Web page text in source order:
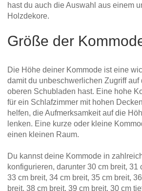
hast du auch die Auswahl aus einem
Holzdekore.
Größe der
Die Höhe deiner Kommode ist eine
damit du unbeschwerlichen Zugriff
oberen Schubladen hast. Eine hohe
für ein Schlafzimmer mit hohen
helfen, die Aufmerksamkeit auf die
lenken. Eine kurze oder kleine
einen kleinen Raum.
Du kannst deine Kommode in
konfigurieren, darunter 30 cm breit, 31
33 cm breit, 34 cm breit, 35 cm breit,
breit, 38 cm breit, 39 cm breit, 30 cm